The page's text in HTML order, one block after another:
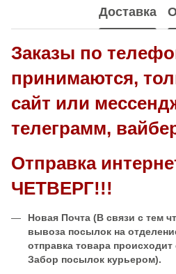
Доставка
Заказы по
принимаются,
сайт или
телеграмм,
Отправка
ЧЕТВЕРГ!!!
Новая Почта (В связи с тем
вывоза посылок на
отправка товара
Забор посылок курьером).